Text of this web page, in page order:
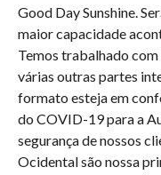
Good Day Sunshine.
maior capacidade
Temos trabalhado com
várias outras partes
formato esteja em
do COVID-19 para a
segurança de nossos
Ocidental são nossa